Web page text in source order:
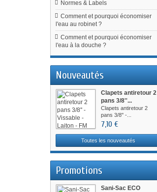
Normes & Labels
Comment et pourquoi économiser
l'eau au robinet ?
Comment et pourquoi économiser
l'eau à la douche ?
Nouveautés
Clapets antiretour 2
pans 3/8''...
Clapets antiretour 2
pans 3/8'' -...
7,10 €
Toutes les nouveautés
Promotions
Sani-Sac ECO